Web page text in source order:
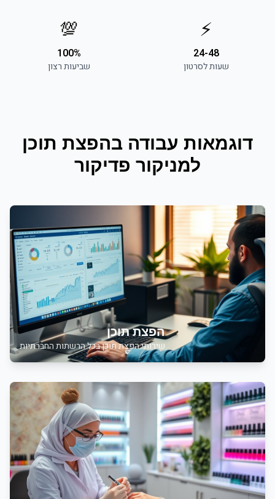
⚡
24-48
שעות לסרטון
💯
100%
שביעות רצון
דוגמאות עבודה בהפצת תוכן
למניקור פדיקור
הפצת תוכן
שירותיהפצת תוכן בכל הרשתות החברתיות